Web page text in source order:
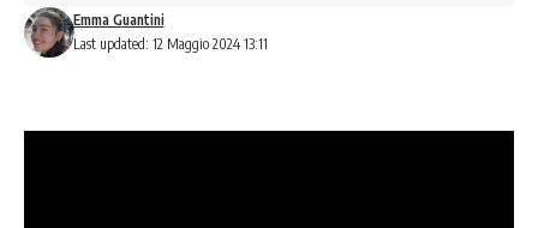
Last updated: 12 Maggio 2024 13:11
Emma Guantini